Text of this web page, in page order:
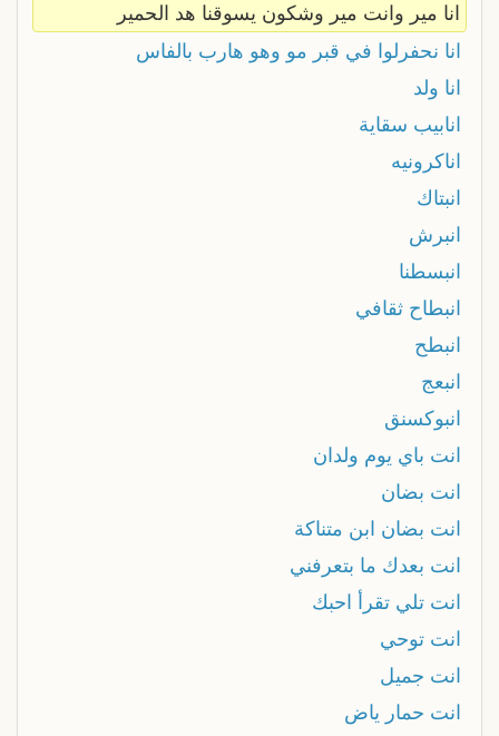
انا مير وانت مير وشكون يسوقنا هد الحمير
انا نحفرلوا في قبر مو وهو هارب بالفاس
انا ولد
انابيب سقاية
اناكرونيه
انبتاك
انبرش
انبسطنا
انبطاح ثقافي
انبطح
انبعج
انبوكسنق
انت باي يوم ولدان
انت بضان
انت بضان ابن متناكة
انت بعدك ما بتعرفني
انت تلي تقرأ احبك
انت توحي
انت جميل
انت حمار ياض